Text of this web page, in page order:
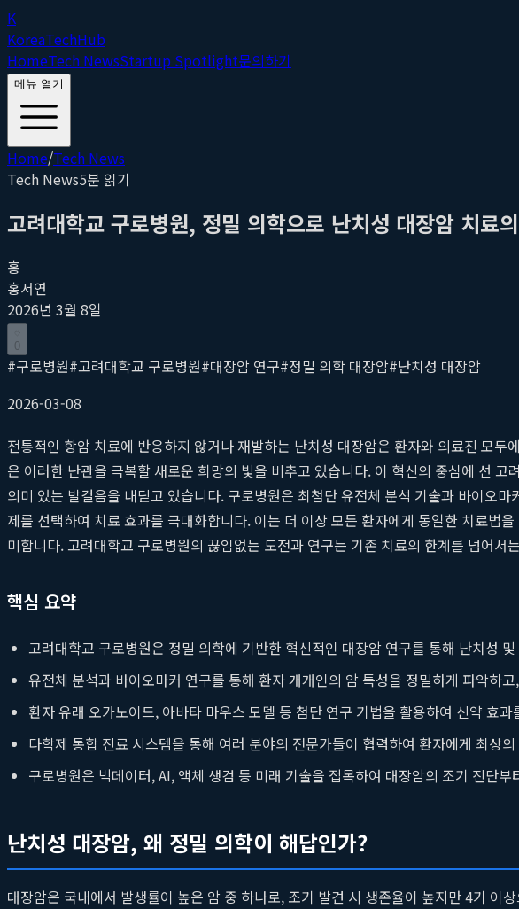
K
KoreaTechHub
HomeTech NewsStartup Spotlight문의하기
메뉴 열기
Home/Tech News
Tech News5분 읽기
고려대학교 구로병원, 정밀 의학으로 난치성 대장암 치료
홍
홍서연
2026년 3월 8일
0
#구로병원#고려대학교 구로병원#대장암 연구#정밀 의학 대장암#난치성 대장암
2026-03-08
전통적인 항암 치료에 반응하지 않거나 재발하는 난치성 대장암은 환자와 의료진 모
은 이러한 난관을 극복할 새로운 희망의 빛을 비추고 있습니다. 이 혁신의 중심에 선
의미 있는 발걸음을 내딛고 있습니다. 구로병원은 최첨단 유전체 분석 기술과 바이오
제를 선택하여 치료 효과를 극대화합니다. 이는 더 이상 모든 환자에게 동일한 치료법
미합니다. 고려대학교 구로병원의 끊임없는 도전과 연구는 기존 치료의 한계를 넘어
핵심 요약
고려대학교 구로병원은 정밀 의학에 기반한 혁신적인 대장암 연구를 통해 난치성
유전체 분석과 바이오마커 연구를 통해 환자 개개인의 암 특성을 정밀하게 파악하
환자 유래 오가노이드, 아바타 마우스 모델 등 첨단 연구 기법을 활용하여 신약 효
다학제 통합 진료 시스템을 통해 여러 분야의 전문가들이 협력하여 환자에게 최상
구로병원은 빅데이터, AI, 액체 생검 등 미래 기술을 접목하여 대장암의 조기 진단
난치성 대장암, 왜 정밀 의학이 해답인가?
대장암은 국내에서 발생률이 높은 암 중 하나로, 조기 발견 시 생존율이 높지만 4기 이